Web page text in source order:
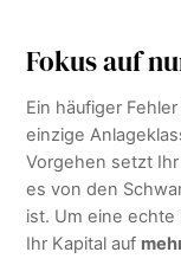
Fokus auf
Ein häufiger
einzige
Vorgehen setzt
es von den
ist. Um eine echte
Ihr Kapital auf